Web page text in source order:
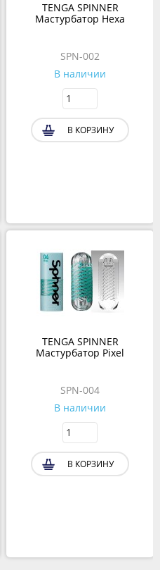
TENGA SPINNER
Мастурбатор Hexa
SPN-002
В наличии
В КОРЗИНУ
TENGA SPINNER
Мастурбатор Pixel
SPN-004
В наличии
В КОРЗИНУ